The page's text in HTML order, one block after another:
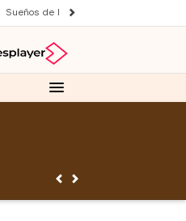
Sueños de libertad